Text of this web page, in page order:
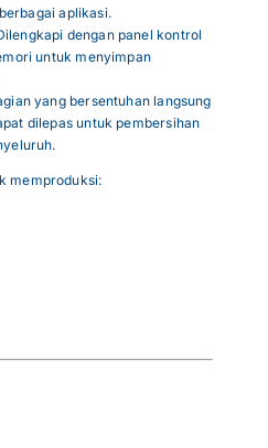
aplikasi.
dengan panel kontrol
untuk menyimpan
yang bersentuhan langsung
dilepas untuk pembersihan
.
memproduksi: